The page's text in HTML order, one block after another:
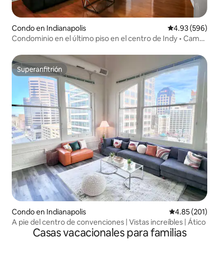
Condo en Indianapolis Calificación
4.93 (596)
Condominio en el último piso en el centro de Indy • Cama
Superanfitrión
Superanfitrión
Condo en Indianapolis Calificación
4.85 (201)
A pie del centro de convenciones | Vistas increíbles | Ático
Casas vacacionales para familias